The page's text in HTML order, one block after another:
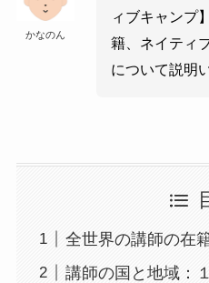
かなのん
ィブキャンプ
籍、ネイティ
について説明
全世界の講師の在
講師の国と地域：